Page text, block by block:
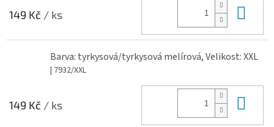
149 Kč / ks
Barva: tyrkysová/tyrkysová melírová, Velikost: XXL
| 7932/XXL
149 Kč / ks